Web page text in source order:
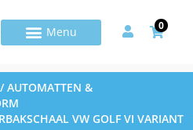
0
/AUTOMATTEN &
VW GOLF VI VARIANT